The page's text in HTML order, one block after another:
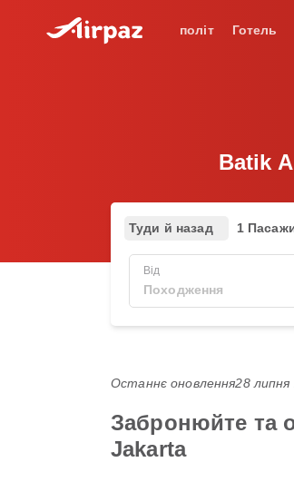
політ Готель
Batik
Туди й назад 1
Від
Останнє оновлення28 липня
Забронюйте та
Jakarta